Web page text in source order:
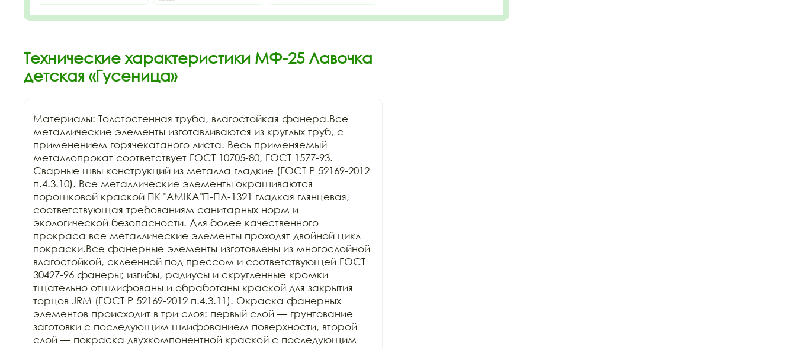
Технические характеристики МФ-25 Лавочка
детская «Гусеница»
Материалы: Толстостенная труба, влагостойкая фанера.Все
металлические элементы изготавливаются из круглых труб, с
применением горячекатаного листа. Весь применяемый
металлопрокат соответствует ГОСТ 10705-80, ГОСТ 1577-93.
Сварные швы конструкций из металла гладкие (ГОСТ Р 52169-2012
п.4.3.10). Все металлические элементы окрашиваются
порошковой краской ПК "АМIKA"П-ПЛ-1321 гладкая глянцевая,
соответствующая требованиям санитарных норм и
экологической безопасности. Для более качественного
прокраса все металлические элементы проходят двойной цикл
покраски.Все фанерные элементы изготовлены из многослойной
влагостойкой, склеенной под прессом и соответствующей ГОСТ
30427-96 фанеры; изгибы, радиусы и скругленные кромки
тщательно отшлифованы и обработаны краской для закрытия
торцов JRM (ГОСТ Р 52169-2012 п.4.3.11). Окраска фанерных
элементов происходит в три слоя: первый слой — грунтование
заготовки с последующим шлифованием поверхности, второй
слой — покраска двухкомпонентной краской с последующим